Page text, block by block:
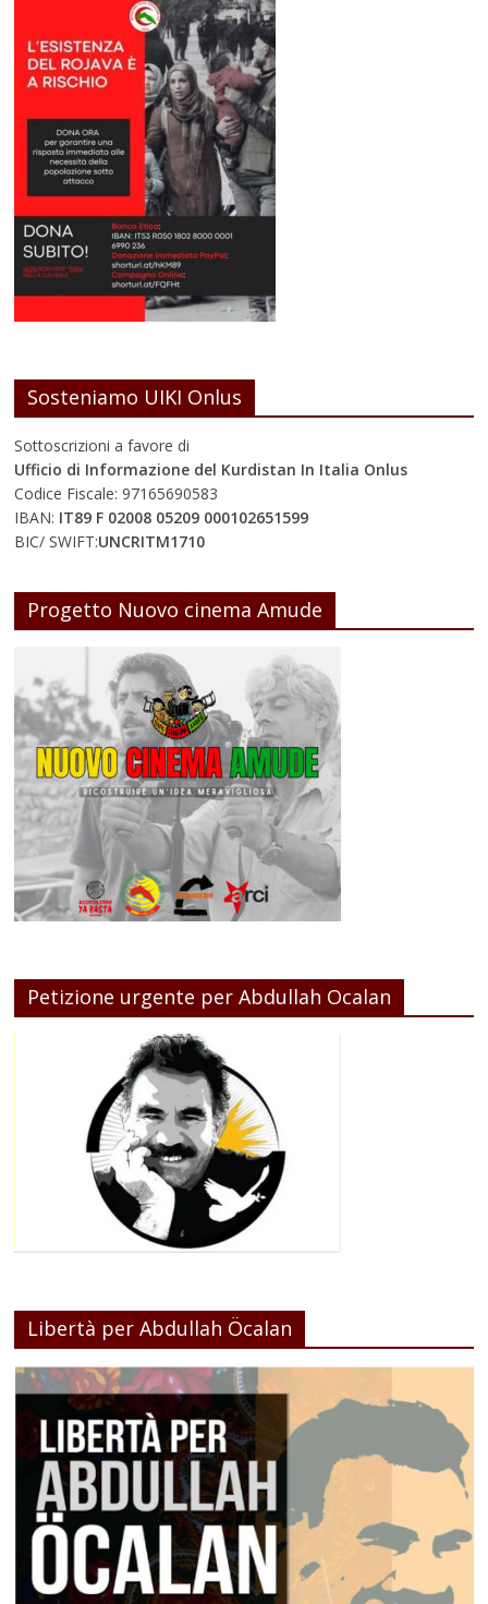
Sosteniamo UIKI Onlus
Sottoscrizioni a favore di
Ufficio di Informazione del Kurdistan In Italia Onlus
Codice Fiscale: 97165690583
IBAN: IT89 F 02008 05209 000102651599
BIC/ SWIFT:UNCRITM1710
Progetto Nuovo cinema Amude
Petizione urgente per Abdullah Ocalan
Libertà per Abdullah Öcalan